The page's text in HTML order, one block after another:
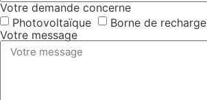
Votre demande concerne
Photovoltaïque
Borne de recharge
Votre message